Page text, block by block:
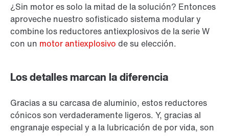
¿Sin motor es solo la mitad de la solución? Entonces
aproveche nuestro sofisticado sistema modular y
combine los reductores antiexplosivos de la serie W
con un motor antiexplosivo de su elección.
Los detalles marcan la diferencia
Gracias a su carcasa de aluminio, estos reductores
cónicos son verdaderamente ligeros. Y, gracias al
engranaje especial y a la lubricación de por vida, son